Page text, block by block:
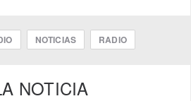
NOTICIAS RADIO
NOTICIA